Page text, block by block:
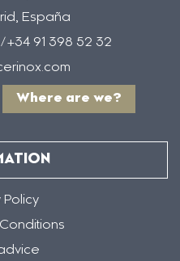
España
+34 91 398 52 32
Where are we?
Policy